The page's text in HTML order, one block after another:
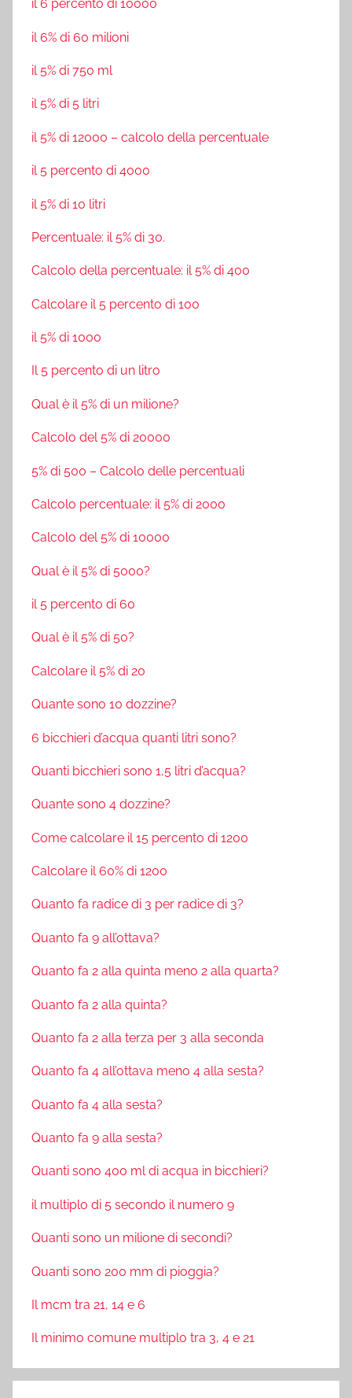
il 6 percento di 10000
il 6% di 60 milioni
il 5% di 750 ml
il 5% di 5 litri
il 5% di 12000 – calcolo della percentuale
il 5 percento di 4000
il 5% di 10 litri
Percentuale: il 5% di 30.
Calcolo della percentuale: il 5% di 400
Calcolare il 5 percento di 100
il 5% di 1000
Il 5 percento di un litro
Qual è il 5% di un milione?
Calcolo del 5% di 20000
5% di 500 – Calcolo delle percentuali
Calcolo percentuale: il 5% di 2000
Calcolo del 5% di 10000
Qual è il 5% di 5000?
il 5 percento di 60
Qual è il 5% di 50?
Calcolare il 5% di 20
Quante sono 10 dozzine?
6 bicchieri d’acqua quanti litri sono?
Quanti bicchieri sono 1,5 litri d’acqua?
Quante sono 4 dozzine?
Come calcolare il 15 percento di 1200
Calcolare il 60% di 1200
Quanto fa radice di 3 per radice di 3?
Quanto fa 9 all’ottava?
Quanto fa 2 alla quinta meno 2 alla quarta?
Quanto fa 2 alla quinta?
Quanto fa 2 alla terza per 3 alla seconda
Quanto fa 4 all’ottava meno 4 alla sesta?
Quanto fa 4 alla sesta?
Quanto fa 9 alla sesta?
Quanti sono 400 ml di acqua in bicchieri?
il multiplo di 5 secondo il numero 9
Quanti sono un milione di secondi?
Quanti sono 200 mm di pioggia?
Il mcm tra 21, 14 e 6
Il minimo comune multiplo tra 3, 4 e 21